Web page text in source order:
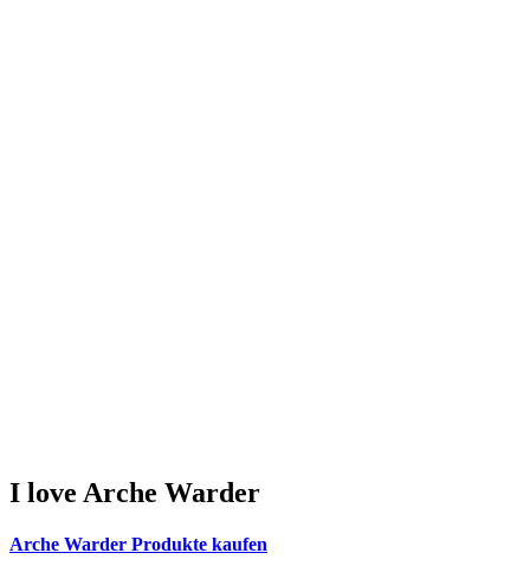
I love Arche Warder
Arche Warder Produkte kaufen